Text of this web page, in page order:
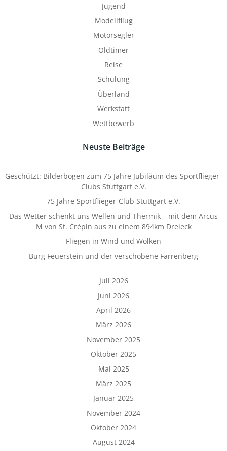
Jugend
Modellfllug
Motorsegler
Oldtimer
Reise
Schulung
Überland
Werkstatt
Wettbewerb
Neuste Beiträge
Geschützt: Bilderbogen zum 75 Jahre Jubiläum des Sportflieger-
Clubs Stuttgart e.V.
75 Jahre Sportflieger-Club Stuttgart e.V.
Das Wetter schenkt uns Wellen und Thermik – mit dem Arcus
M von St. Crépin aus zu einem 894km Dreieck
Fliegen in Wind und Wolken
Burg Feuerstein und der verschobene Farrenberg
Juli 2026
Juni 2026
April 2026
März 2026
November 2025
Oktober 2025
Mai 2025
März 2025
Januar 2025
November 2024
Oktober 2024
August 2024